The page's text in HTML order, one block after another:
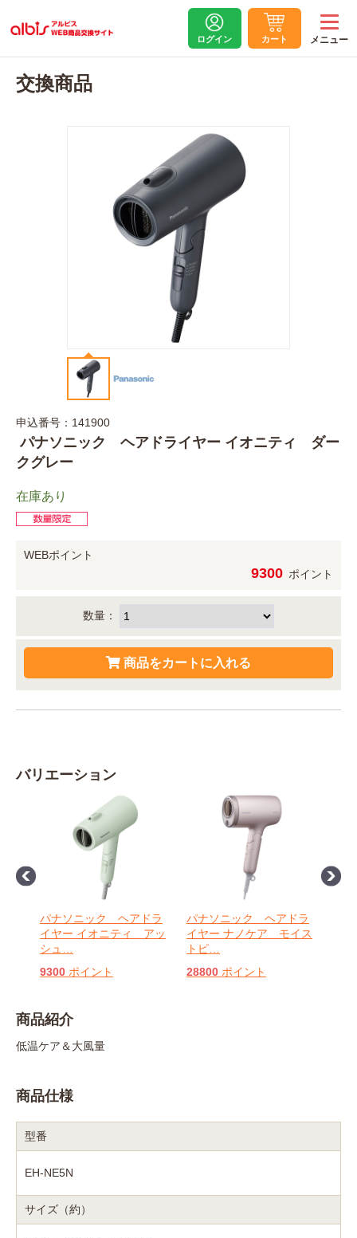
ログイン カート
交換商品
申込番号：141900
パナソニック ヘアドライヤー イオニティ ダー
クグレー
在庫あり
WEBポイント
9300 ポイント
数量：
バリエーション
パナソニック ヘアドラ
イヤー イオニティ アッ
シュ
9300 ポイント
パナソニック ヘアドラ
イヤー ナノケア モイス
トピ
28800 ポイント
商品紹介
低温ケア＆大風量
商品仕様
型番
EH-NE5N
サイズ（約）